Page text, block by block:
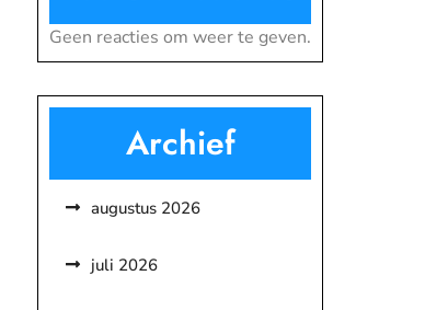
Geen reacties om weer te geven.
Archief
augustus 2026
juli 2026